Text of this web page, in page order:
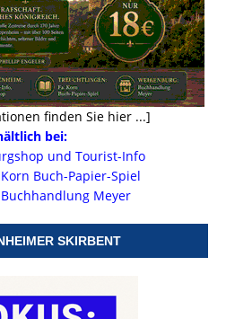
finden Sie hier ...]
bei:
und Tourist-Info
Buch-Papier-Spiel
Meyer
SKIRBENT